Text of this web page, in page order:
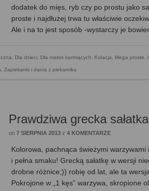
dodatek do mięs, ryb czy po prostu jako
proste i najdłużej trwa tu właściwie
Ale i na to jest sposób -wystarczy je
, Dla dzieci, Dla matek karmiących, Kolacja, Mega proste,
, Zapiekanki i dania z piekarnika
Prawdziwa grecka
on7 SIERPNIA 2013 z4 KOMENTARZE
Kolorowa, pachnąca świeżymi
i pełna smaku! Grecką sałatkę w wersji
drobne różnice;)) robię od lat, ale ta
Pokrojone w „1 kęs” warzywa, skropione